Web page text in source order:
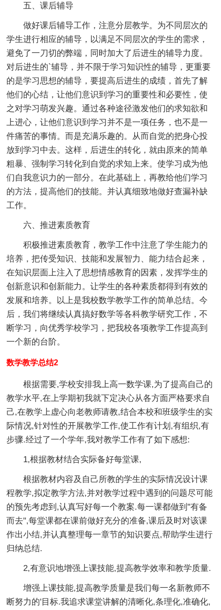
五、课后辅导
做好课后辅导工作，注意分层教学。为不同层次的
学生进行相应的辅导，以满足不同层次的学生的需求，
避免了一刀切的弊端，同时加大了后进生的辅导力度。
对后进生的`辅导，并不限于学习知识性的辅导，更重要
的是学习思想的辅导，要提高后进生的成绩，首先了解
他们的心结，让他们意识到学习的重要性和必要性，使
之对学习萌发兴趣。通过各种途径激发他们的求知欲和
上进心，让他们意识到学习并不是一项任务，也不是一
件痛苦的事情。而是充满乐趣的。从而自觉的把身心投
放到学习中去。这样，后进生的转化，就由原来的简单
粗暴、强制学习转化到自觉的求知上来。使学习成为他
们自我意识力的一部分。在此基础上，再教给他们学习
的方法，提高他们的技能。并认真细致地做好查漏补缺
工作。
六、推进素质教育
积极推进素质教育，教学工作中注意了学生能力的
培养，把传受知识、技能和发展智力、能力结合起来，
在知识层面上注入了思想情感教育的因素，发挥学生的
创新意识和创新能力。让学生的各种素质都得到有效的
发展和培养。以上是我校数学教学工作的简单总结。今
后，我们将继续认真搞好数学等各科教学研究工作，不
断学习，向优秀学校学习，把我校各项教学工作提高到
一个新的台阶。
数学教学总结2
根据需要,学校安排我上高一数学课,为了提高自己的
教学水平,在上学期初我就下定决心从各方面严格要求自
己,在教学上虚心向老教师请教,结合本校和班级学生的实
际情况,针对性的开展教学工作,使工作有计划,有组织,有
步骤.经过了一个学年,我对教学工作有了如下感想:
1,根据教材结合实际备好每堂课,
根据教材内容及自己所教的学生的实际情况设计课
程教学,拟定教学方法,并对教学过程中遇到的问题尽可能
的预先考虑到,认真写好每一个教案.每一课都做到"有备
而去",每堂课都在课前做好充分的准备,课后及时对该课
作出小结,并认真整理每一章节的知识要点,帮助学生进行
归纳总结.
2,有意识地增强上课技能,提高教学效率和教学质量.
增强上课技能,提高教学质量是我们每一名新教师不
断努力的'目标.我追求课堂讲解的清晰化,条理化,准确化,